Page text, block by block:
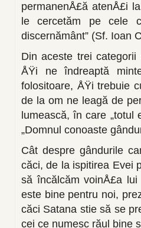
permanenÅ£ă atenÅ£i
le cercetăm pe cele
discernământ” (Sf. Ioan
Din aceste trei
ÅŸi ne în­dreaptă
folositoare, ÅŸi trebuie
de la om ne leagă de
lumească, în care
„Domnul conoaste
Cât despre gândurile
căci, de la ispitirea Evei
să încălcăm voinÅ£a
este bine pentru noi,
căci Satana stie să se
cei ce numesc răul bine